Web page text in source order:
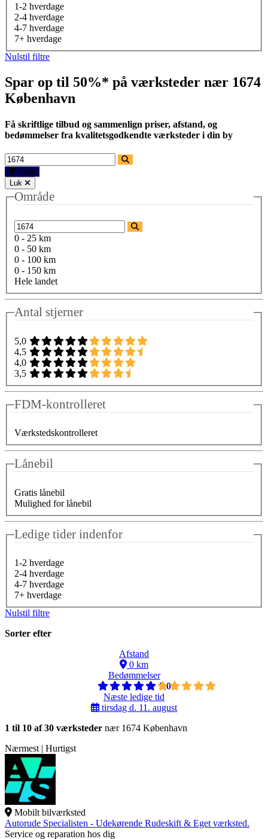
1-2 hverdage
2-4 hverdage
4-7 hverdage
7+ hverdage
Nulstil filtre
Spar op til 50%* på værksteder nær 1674
København
Få skriftlige tilbud og sammenlign priser, afstand, og
bedømmelser fra kvalitetsgodkendte værksteder i din by
Filtre
Luk
Område
0 - 25 km
0 - 50 km
0 - 100 km
0 - 150 km
Hele landet
Antal stjerner
5,0
4,5
4,0
3,5
FDM-kontrolleret
Værkstedskontrolleret
Lånebil
Gratis lånebil
Mulighed for lånebil
Ledige tider indenfor
1-2 hverdage
2-4 hverdage
4-7 hverdage
7+ hverdage
Nulstil filtre
Sorter efter
Afstand
0 km
Bedømmelser
5,0
Næste ledige tid
tirsdag d. 11. august
1 til 10 af 30 værksteder nær 1674 København
Nærmest | Hurtigst
Mobilt bilværksted
Autorude Specialisten - Udekørende Rudeskift & Eget værksted.
Service og reparation hos dig